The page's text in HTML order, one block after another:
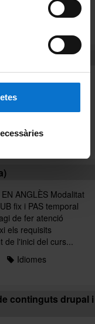
Idiomes
fix i PAS temporal
de fer atenció
els requisits
de l'inici del curs...
ANGLÈS Modalitat
fix i PAS temporal
de fer atenció
els requisits
l'inici del curs...
Idiomes
continguts drupal i